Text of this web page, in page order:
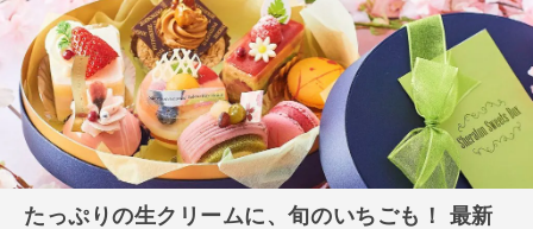
たっぷりの生クリームに、旬のいちごも！ 最新